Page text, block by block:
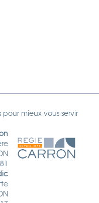
pour mieux vous servir